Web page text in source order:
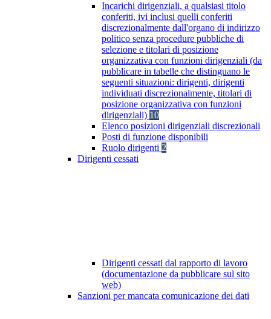
Incarichi dirigenziali, a qualsiasi titolo
conferiti, ivi inclusi quelli conferiti
discrezionalmente dall'organo di indirizzo
politico senza procedure pubbliche di
selezione e titolari di posizione
organizzativa con funzioni dirigenziali (da
pubblicare in tabelle che distinguano le
seguenti situazioni: dirigenti, dirigenti
individuati discrezionalmente, titolari di
posizione organizzativa con funzioni
dirigenziali) 10
Elenco posizioni dirigenziali discrezionali
Posti di funzione disponibili
Ruolo dirigenti 2
Dirigenti cessati
Dirigenti cessati dal rapporto di lavoro
(documentazione da pubblicare sul sito
web)
Sanzioni per mancata comunicazione dei dati